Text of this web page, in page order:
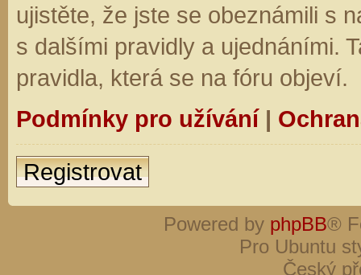
ujistěte, že jste se obeznámili s
s dalšími pravidly a ujednáními.
pravidla, která se na fóru objeví.
Podmínky pro užívání|
Registrovat
Powered by phpBB®
Pro Ubuntu
Český